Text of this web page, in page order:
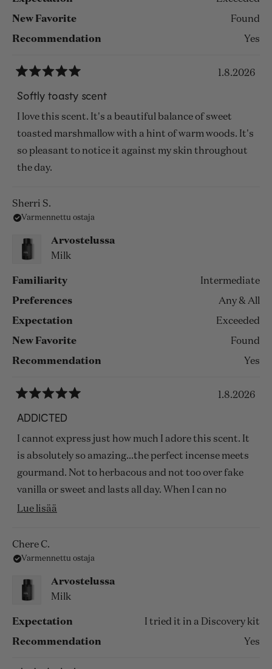
New Favorite Found
Recommendation Yes
5
/
5
tähteä
1.8.2026
Softly toasty scent
I love this scent. It's a beautiful balance of sweet
toasted marshmallow with a hint of warm woods. It's
so pleasant to notice it against my skin throughout
the day.
Sherri S.
Varmennettu ostaja
Arvostelussa
Milk
Familiarity Intermediate
Preferences Any & All
Expectation Exceeded
New Favorite Found
Recommendation Yes
5
/
5
tähteä
1.8.2026
ADDICTED
I cannot express just how much I adore this scent. It
is absolutely so amazing...the perfect incense meets
gourmand. Not to herbacous and not too over fake
vanilla or sweet and lasts all day. When I can no
longer smell it, someone will mention how nice my
Lue lisää
arvostelusta
Chere C.
Varmennettu ostaja
Arvostelussa
Milk
Expectation I tried it in a Discovery kit
Recommendation Yes